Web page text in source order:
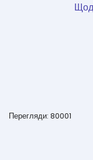
Перегляди: 80001